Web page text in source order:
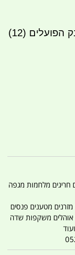
העברה בנקאית לחשבון 12230 בנק הפועלים (12)
חריגים מלחמות מגפה
מטענים פנסים
אוהלים משקפות שדה